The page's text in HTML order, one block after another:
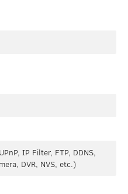
IP Filter, FTP, DDNS,
DVR, NVS, etc.)